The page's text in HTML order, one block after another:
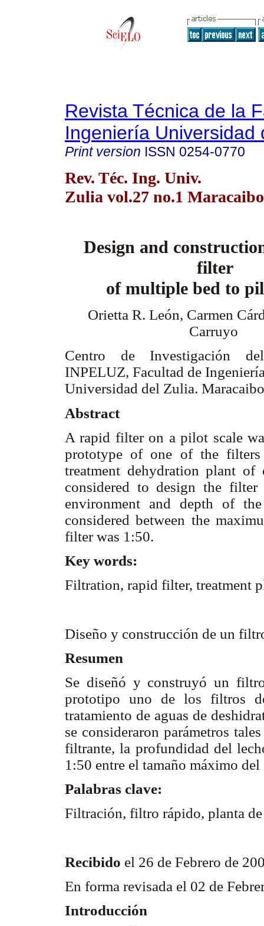
Revista Técnica de la
Ingeniería Universidad
Print version ISSN 0254-0770
Rev. Téc. Ing. Univ.
Zulia vol.27 no.1
Design and
filter
of multiple bed to
Orietta R. León, Carmen
Carruyo
Centro de Investigación
INPELUZ, Facultad de
Universidad del Zulia.
Abstract
A rapid filter on a pilot scale
prototype of one of the
treatment dehydration plant of
considered to design the
environment and depth of
considered between the
filter was 1:50.
Key words:
Filtration, rapid filter, treatment
Diseño y construcción de un
Resumen
Se diseñó y construyó un
prototipo uno de los filtros
tratamiento de aguas de
se consideraron parámetros
filtrante, la profundidad del
1:50 entre el tamaño máximo
Palabras clave:
Filtración, filtro rápido, planta
Recibido el 26 de Febrero de
En forma revisada el 02 de
Introducción